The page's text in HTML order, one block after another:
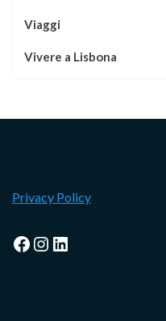
Viaggi
Vivere a Lisbona
Privacy Policy
Facebook
Instagram
LinkedIn